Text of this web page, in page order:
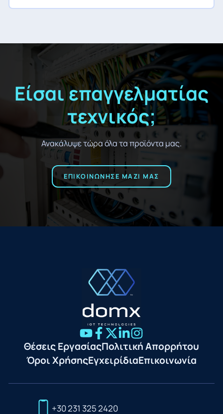
Είσαι επαγγελματίας
τεχνικός;
Ανακάλυψε τώρα όλα τα προϊόντα μας.
ΕΠΙΚΟΙΝΩΝΗΣΕ ΜΑΖΙ ΜΑΣ
Θέσεις ΕργασίαςΠολιτική Απορρήτου
Όροι ΧρήσηςΕγχειρίδιαΕπικοινωνία
+30 231 325 2420